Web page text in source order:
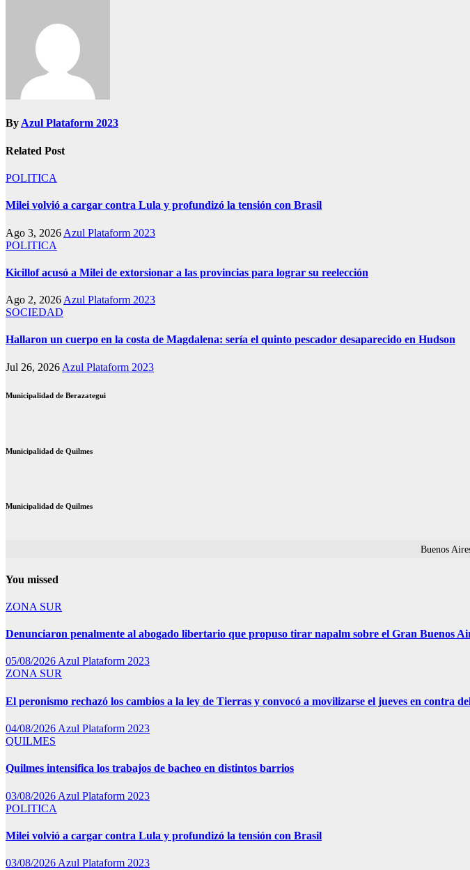
ByAzul Plataform 2023
Related Post
POLITICA
Milei volvió a cargar contra Lula y profundizó la tensión con Brasil
Ago 3, 2026 Azul Plataform 2023
POLITICA
Kicillof acusó a Milei de extorsionar a las provincias para lograr su reelección
Ago 2, 2026 Azul Plataform 2023
SOCIEDAD
Hallaron un cuerpo en la costa de Magdalena: sería el quinto pescador desaparecido en Hudson
Jul 26, 2026 Azul Plataform 2023
Municipalidad de Berazategui
Municipalidad de Quilmes
Municipalidad de Quilmes
Buenos
You missed
ZONA SUR
Denunciaron penalmente al abogado libertario que propuso tirar napalm sobre el Gran Buenos
05/08/2026Azul Plataform 2023
ZONA SUR
El peronismo rechazó los cambios a la ley de Tierras y convocó a movilizarse el jueves en contra
04/08/2026 Azul Plataform 2023
QUILMES
Quilmes intensifica los trabajos de bacheo en distintos barrios
03/08/2026 Azul Plataform 2023
POLITICA
Milei volvió a cargar contra Lula y profundizó la tensión con Brasil
03/08/2026 Azul Plataform 2023